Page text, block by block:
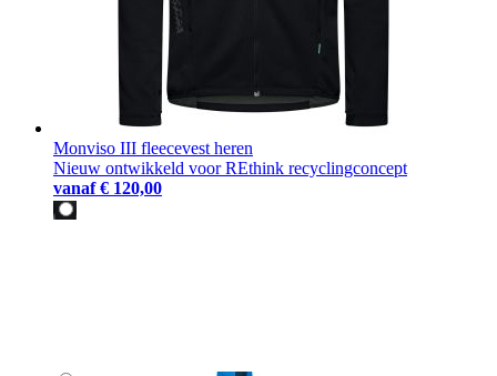
Monviso III fleecevest heren
Nieuw ontwikkeld voor REthink recyclingconcept
vanaf € 120,00